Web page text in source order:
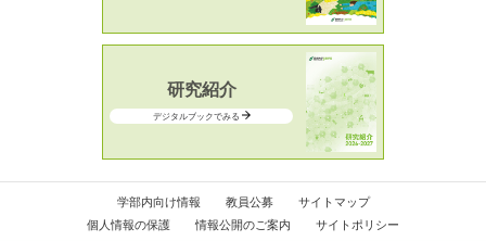
研究紹介
デジタルブックでみる
学部内向け情報 教員公募
サイトマップ
個人情報の保護
情報公開のご案内 サイトポリシー